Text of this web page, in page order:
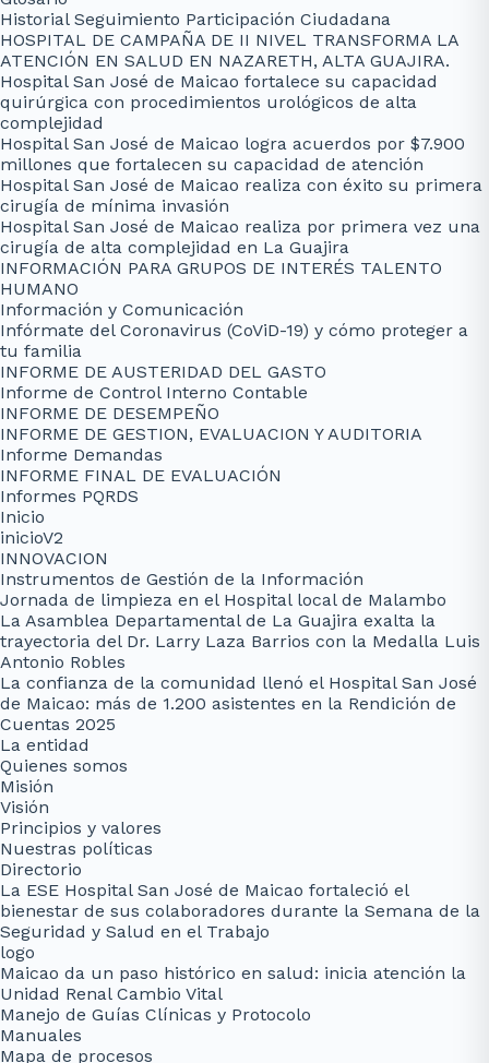
Historial Seguimiento Participación Ciudadana
HOSPITAL DE CAMPAÑA DE II NIVEL TRANSFORMA LA
ATENCIÓN EN SALUD EN NAZARETH, ALTA GUAJIRA.
Hospital San José de Maicao fortalece su capacidad
quirúrgica con procedimientos urológicos de alta
complejidad
Hospital San José de Maicao logra acuerdos por $7.900
millones que fortalecen su capacidad de atención
Hospital San José de Maicao realiza con éxito su primera
cirugía de mínima invasión
Hospital San José de Maicao realiza por primera vez una
cirugía de alta complejidad en La Guajira
INFORMACIÓN PARA GRUPOS DE INTERÉS TALENTO
HUMANO
Información y Comunicación
Infórmate del Coronavirus (CoViD-19) y cómo proteger a
tu familia
INFORME DE AUSTERIDAD DEL GASTO
Informe de Control Interno Contable
INFORME DE DESEMPEÑO
INFORME DE GESTION, EVALUACION Y AUDITORIA
Informe Demandas
INFORME FINAL DE EVALUACIÓN
Informes PQRDS
Inicio
inicioV2
INNOVACION
Instrumentos de Gestión de la Información
Jornada de limpieza en el Hospital local de Malambo
La Asamblea Departamental de La Guajira exalta la
trayectoria del Dr. Larry Laza Barrios con la Medalla Luis
Antonio Robles
La confianza de la comunidad llenó el Hospital San José
de Maicao: más de 1.200 asistentes en la Rendición de
Cuentas 2025
La entidad
Quienes somos
Misión
Visión
Principios y valores
Nuestras políticas
Directorio
La ESE Hospital San José de Maicao fortaleció el
bienestar de sus colaboradores durante la Semana de la
Seguridad y Salud en el Trabajo
logo
Maicao da un paso histórico en salud: inicia atención la
Unidad Renal Cambio Vital
Manejo de Guías Clínicas y Protocolo
Manuales
Mapa de procesos